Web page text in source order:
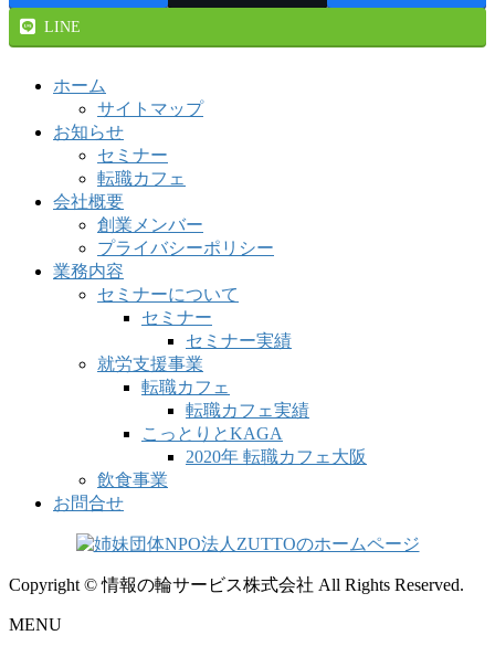
LINE
ホーム
サイトマップ
お知らせ
セミナー
転職カフェ
会社概要
創業メンバー
プライバシーポリシー
業務内容
セミナーについて
セミナー
セミナー実績
就労支援事業
転職カフェ
転職カフェ実績
こっとりとKAGA
2020年 転職カフェ大阪
飲食事業
お問合せ
Copyright © 情報の輪サービス株式会社 All Rights Reserved.
MENU